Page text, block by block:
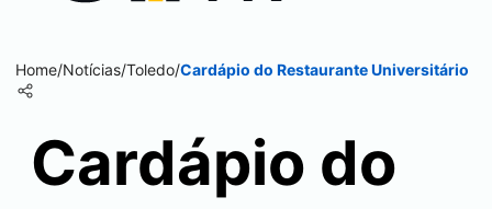
Home/Notícias/Toledo/Cardápio do Restaurante Universitário
Cardápio do